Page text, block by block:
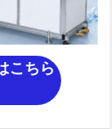
こちら